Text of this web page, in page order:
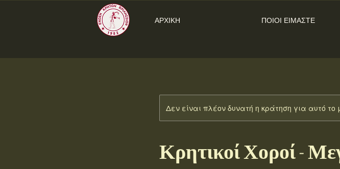
ΑΡΧΙΚΗ ΠΟΙΟΙ ΕΙΜΑΣΤΕ
Δεν είναι πλέον δυνατή η κράτηση για αυτό
Κρητικοί Χοροί -